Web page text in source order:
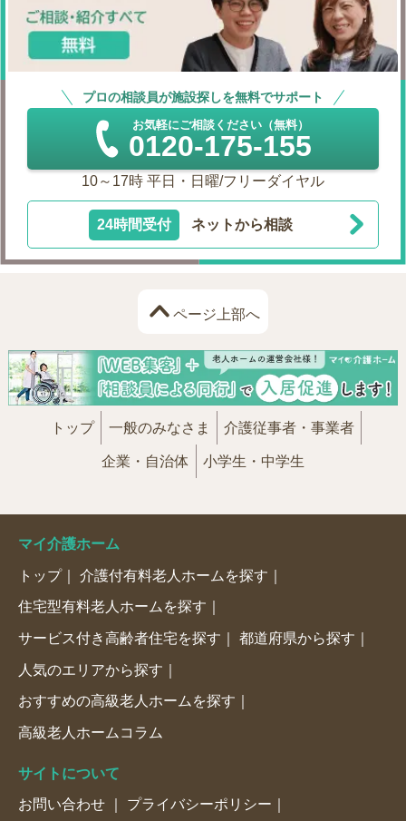
プロの相談員が施設探しを無料でサポート
お気軽にご相談ください（無料）
0120-175-155
10～17時 平日・日曜/フリーダイヤル
24時間受付 ネットから相談
ページ上部へ
トップ 一般のみなさま 介護従事者・事業者
企業・自治体 小学生・中学生
マイ介護ホーム
トップ 介護付有料老人ホームを探す
住宅型有料老人ホームを探す
サービス付き高齢者住宅を探す 都道府県から探す
人気のエリアから探す
おすすめの高級老人ホームを探す
高級老人ホームコラム
サイトについて
お問い合わせ プライバシーポリシー